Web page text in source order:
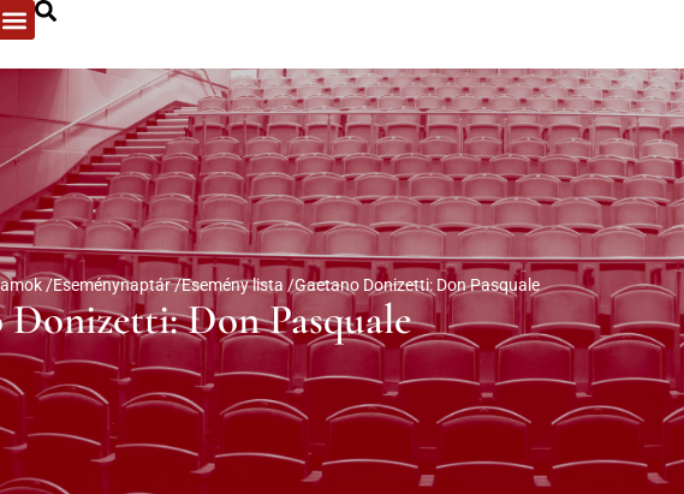
/Eseménynaptár /Esemény lista /Gaetano Donizetti: Don Pasquale
Donizetti: Don Pasquale